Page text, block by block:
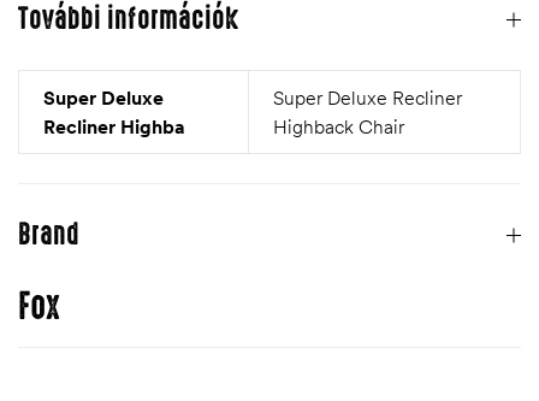
További információk
Super Deluxe
Recliner Highba
Super Deluxe Recliner
Highback Chair
Brand
Fox